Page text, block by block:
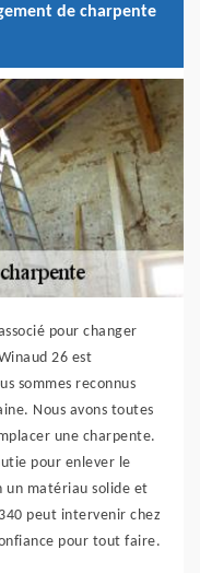
de charpente
pour changer
26 est
sommes reconnus
Nous avons toutes
une charpente.
pour enlever le
un matériau solide et
peut intervenir chez
pour tout faire.